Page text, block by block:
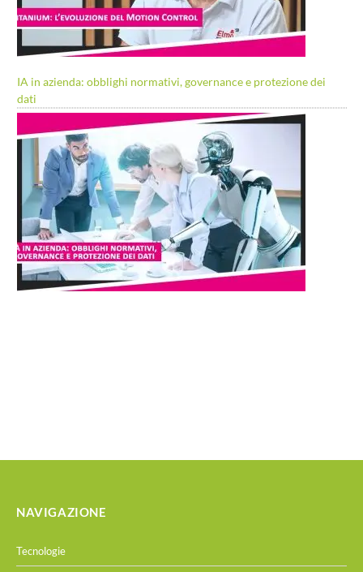
IA in azienda: obblighi normativi, governance e protezione dei
dati
NAVIGAZIONE
Tecnologie